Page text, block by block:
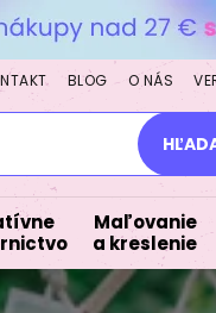
BLOG O NÁS
Maľovanie
a kreslenie